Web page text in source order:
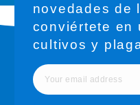
novedades de
conviértete en
cultivos y